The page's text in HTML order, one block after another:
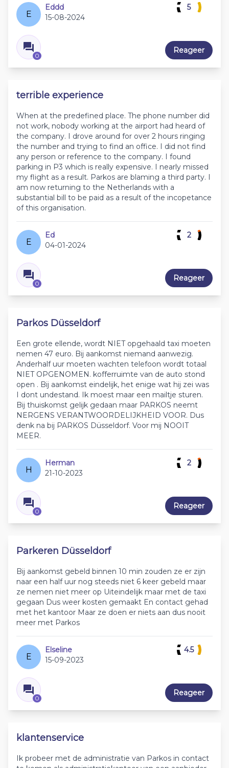
E
Eddd
15-08-2024
0
5
Reageer
terrible experience
When at the predefined place. The phone number did
not work, nobody working at the airport had heard of
the company. I drove around for over 2 hours ringing
the number and trying to find an office. I did not find
any person or reference to the company. I found
parking in P3 which is really expensive. I nearly missed
my flight as a result. Parkos are blaming a third party. I
am now returning to the Netherlands with a
substantial bill to be paid as a result of the incopetance
of this organisation.
E
Ed
04-01-2024
0
2
Reageer
Parkos Düsseldorf
Een grote ellende, wordt NIET opgehaald taxi moeten
nemen 47 euro. Bij aankomst niemand aanwezig.
Anderhalf uur moeten wachten telefoon wordt totaal
NIET OPGENOMEN. kofferruimte van de auto stond
open . Bij aankomst eindelijk, het enige wat hij zei was
I dont undestand. Ik moest maar een mailtje sturen.
Bij thuiskomst gelijk gedaan maar PARKOS neemt
NERGENS VERANTWOORDELIJKHEID VOOR. Dus
denk na bij PARKOS Düsseldorf. Voor mij NOOIT
MEER.
H
Herman
21-10-2023
0
2
Reageer
Parkeren Düsseldorf
Bij aankomst gebeld binnen 10 min zouden ze er zijn
naar een half uur nog steeds niet 6 keer gebeld maar
ze nemen niet meer op Uiteindelijk maar met de taxi
gegaan Dus weer kosten gemaakt En contact gehad
met het kantoor Maar ze doen er niets aan dus nooit
meer met Parkos
E
Elseline
15-09-2023
0
4.5
Reageer
klantenservice
Ik probeer met de administratie van Parkos in contact